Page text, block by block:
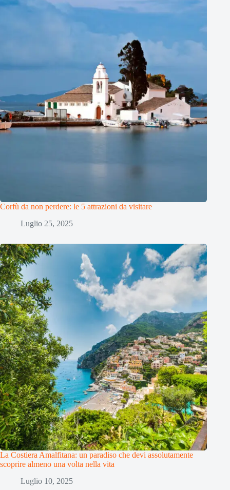
Corfù da non perdere: le 5 attrazioni da visitare
Luglio 25, 2025
La Costiera Amalfitana: un paradiso che devi assolutamente
scoprire almeno una volta nella vita
Luglio 10, 2025